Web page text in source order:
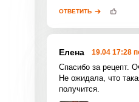
Правилами сайта,
конфиденциальности ,
соглашением.
ОТВЕТИТЬ
Елена 19.04 17:28
Спасибо за рецепт.
Не ожидала, что
получится.